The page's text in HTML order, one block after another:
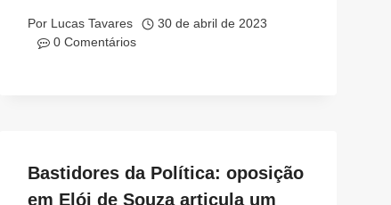
Por Lucas Tavares
30 de abril de 2023
0 Comentários
Bastidores da Política: oposição
em Elói de Souza articula um